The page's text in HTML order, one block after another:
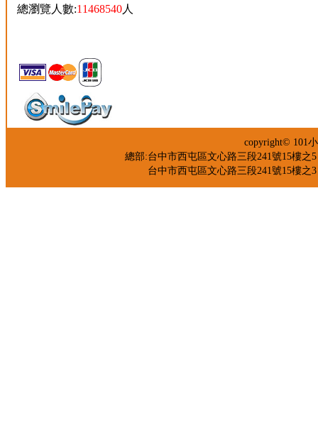
總瀏覽人數:11468540人
copyright©
總部:台中市西屯區文心路三段241號15樓
台中市西屯區文心路三段241號15樓